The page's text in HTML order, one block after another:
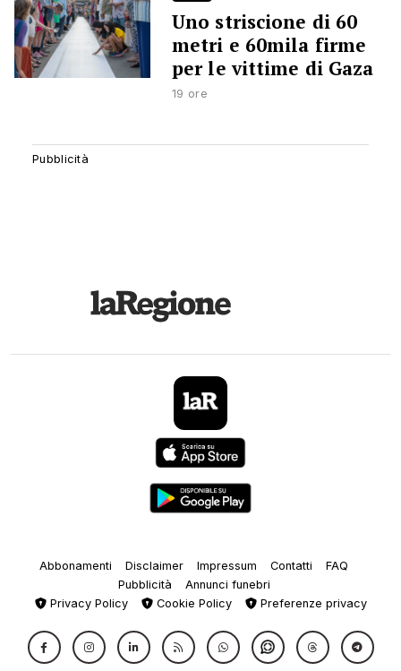
Uno striscione di 60
metri e 60mila firme
per le vittime di Gaza
19 ore
Abbonamenti Disclaimer Impressum Contatti
FAQ
Pubblicità
Annunci funebri
Privacy Policy
Cookie Policy Preferenze privacy